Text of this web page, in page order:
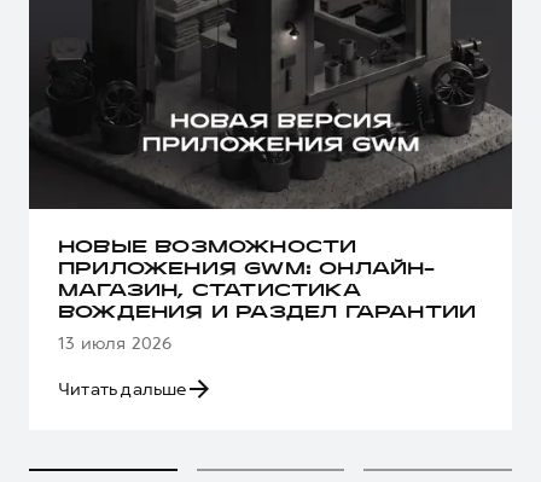
НОВЫЕ ВОЗМОЖНОСТИ
ПРИЛОЖЕНИЯ GWM: ОНЛАЙН-
МАГАЗИН, СТАТИСТИКА
ВОЖДЕНИЯ И РАЗДЕЛ ГАРАНТИИ
13 июля 2026
Читать дальше